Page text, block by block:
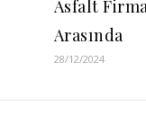
Asfalt
Arasında
28/12/2024